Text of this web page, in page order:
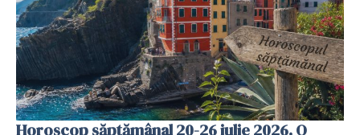
Horoscop săptămânal 20-26 iulie 2026. O